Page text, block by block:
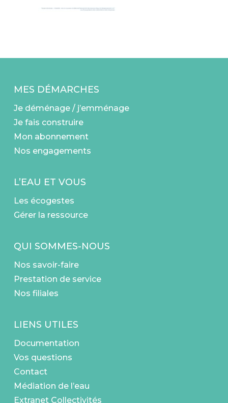
MES DÉMARCHES
Je déménage / j’emménage
Je fais construire
Mon abonnement
Nos engagements
L’EAU ET VOUS
Les écogestes
Gérer la ressource
QUI SOMMES-NOUS
Nos savoir-faire
Prestation de service
Nos filiales
LIENS UTILES
Documentation
Vos questions
Contact
Médiation de l’eau
Extranet Collectivités